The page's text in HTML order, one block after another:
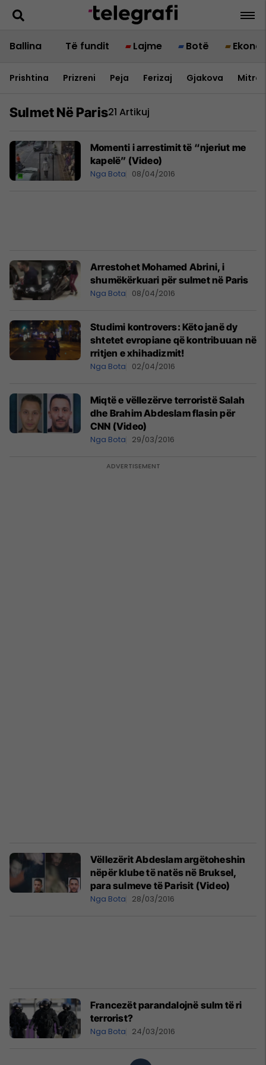
Ballina Të fundit Lajme Botë
Prishtina Prizreni Peja Ferizaj Gjakova
Sulmet Në Paris21 Artikuj
Momenti i arrestimit të “njeriut me
kapelë” (Video)
Nga Bota 08/04/2016
Arrestohet Mohamed Abrini, i
shumëkërkuari për sulmet në Paris
Nga Bota 08/04/2016
Studimi kontrovers: Këto janë dy
shtetet evropiane që kontribuuan në
rritjen e xhihadizmit!
Nga Bota 02/04/2016
Miqtë e vëllezërve terroristë Salah
dhe Brahim Abdeslam flasin për
CNN (Video)
Nga Bota 29/03/2016
Vëllezërit Abdeslam argëtoheshin
nëpër klube të natës në Bruksel,
para sulmeve të Parisit (Video)
Nga Bota 28/03/2016
Francezët parandalojnë sulm të ri
terrorist?
Nga Bota 24/03/2016